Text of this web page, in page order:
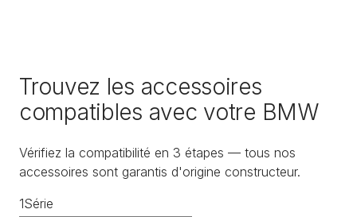
Trouvez les accessoires
compatibles avec votre BMW
Vérifiez la compatibilité en 3 étapes — tous nos
accessoires sont garantis d'origine constructeur.
1Série